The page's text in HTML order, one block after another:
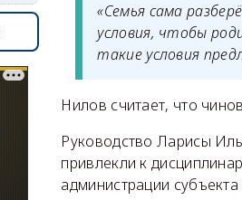
«Семья сама
условия, чтобы
такие условия
Нилов считает, что
Руководство Ларисы
привлекли к
администрации